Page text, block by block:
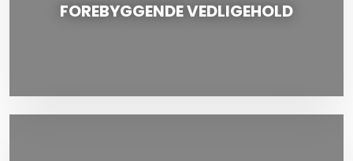
FOREBYGGENDE VEDLIGEHOLD